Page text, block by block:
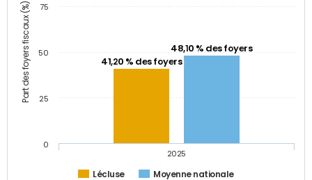
Part des foyers fiscaux (%) 41,20 % des foyers
48,10 % des foyers
Lécluse Moyenne nationale
2025
0
25
50
75